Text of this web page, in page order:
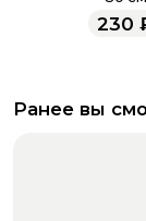
230
Ранее вы